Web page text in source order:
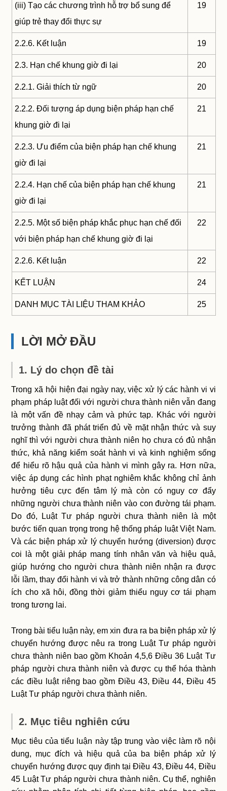
(iii) Tạo các chương trình hỗ trợ bổ sung để
giúp trẻ thay đổi thực sự
19
2.2.6. Kết luận 19
2.3. Hạn chế khung giờ đi lại 20
2.2.1. Giải thích từ ngữ 20
2.2.2. Đối tượng áp dụng biện pháp hạn chế
khung giờ đi lại
21
2.2.3. Ưu điểm của biện pháp hạn chế khung
giờ đi lại
21
2.2.4. Hạn chế của biện pháp hạn chế khung
giờ đi lại
21
2.2.5. Một số biện pháp khắc phục hạn chế đối
với biện pháp hạn chế khung giờ đi lại
22
2.2.6. Kết luận 22
KẾT LUẬN 24
DANH MỤC TÀI LIỆU THAM KHẢO 25
LỜI MỞ ĐẦU
1. Lý do chọn đề tài
Trong xã hội hiện đại ngày nay, việc xử lý các hành vi vi
phạm pháp luật đối với người chưa thành niên vẫn đang
là một vấn đề nhạy cảm và phức tạp. Khác với người
trưởng thành đã phát triển đủ về mặt nhận thức và suy
nghĩ thì với người chưa thành niên họ chưa có đủ nhận
thức, khả năng kiểm soát hành vi và kinh nghiệm sống
để hiểu rõ hậu quả của hành vi mình gây ra. Hơn nữa,
việc áp dụng các hình phạt nghiêm khắc không chỉ ảnh
hưởng tiêu cực đến tâm lý mà còn có nguy cơ đẩy
những người chưa thành niên vào con đường tái phạm.
Do đó, Luật Tư pháp người chưa thành niên là một
bước tiến quan trọng trong hệ thống pháp luật Việt Nam.
Và các biện pháp xử lý chuyển hướng (diversion) được
coi là một giải pháp mang tính nhân văn và hiệu quả,
giúp hướng cho người chưa thành niên nhận ra được
lỗi lầm, thay đổi hành vi và trở thành những công dân có
ích cho xã hôi, đồng thời giảm thiểu nguy cơ tái phạm
trong tương lai.
Trong bài tiểu luận này, em xin đưa ra ba biện pháp xử lý
chuyển hướng được nêu ra trong Luật Tư pháp người
chưa thành niên bao gồm Khoản 4,5,6 Điều 36 Luật Tư
pháp người chưa thành niên và được cụ thể hóa thành
các điều luật riêng bao gồm Điều 43, Điều 44, Điều 45
Luật Tư pháp người chưa thành niên.
2. Mục tiêu nghiên cứu
Mục tiêu của tiểu luận này tập trung vào việc làm rõ nội
dung, mục đích và hiệu quả của ba biện pháp xử lý
chuyển hướng được quy định tại Điều 43, Điều 44, Điều
45 Luật Tư pháp người chưa thành niên. Cụ thể, nghiên